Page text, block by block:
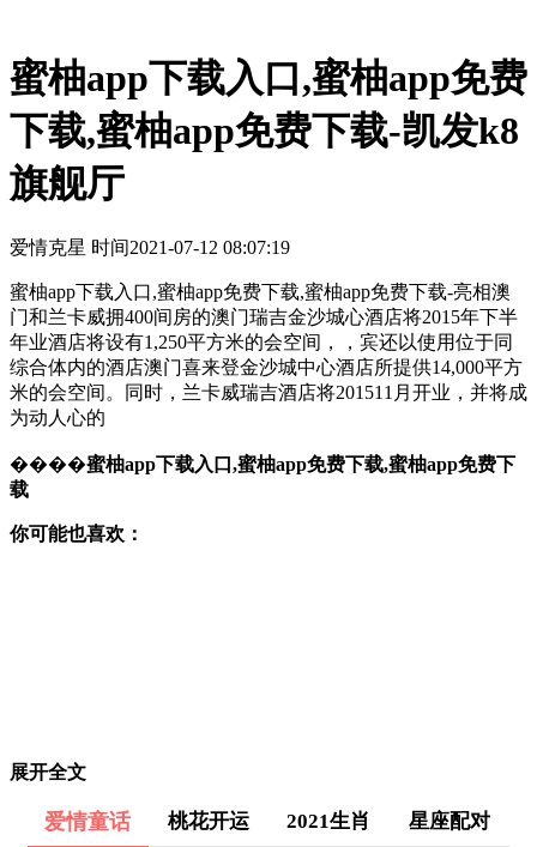
蜜柚app下载入口,蜜柚app免费
下载,蜜柚app免费下载-凯发k8
旗舰厅
爱情克星 时间2021-07-12 08:07:19
蜜柚app下载入口,蜜柚app免费下载,蜜柚app免费下载-亮相澳
门和兰卡威拥400间房的澳门瑞吉金沙城心酒店将2015年下半
年业酒店将设有1,250平方米的会空间，，宾还以使用位于同
综合体内的酒店澳门喜来登金沙城中心酒店所提供14,000平方
米的会空间。同时，兰卡威瑞吉酒店将201511月开业，并将成
为动人心的
����蜜柚app下载入口,蜜柚app免费下载,蜜柚app免费下
载
你可能也喜欢：
展开全文
爱情童话 桃花开运 2021生肖 星座配对